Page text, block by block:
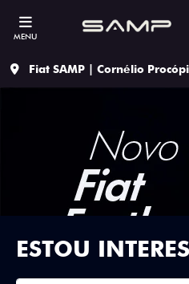
MENU
Fiat SAMP | Cornélio
ESTOU